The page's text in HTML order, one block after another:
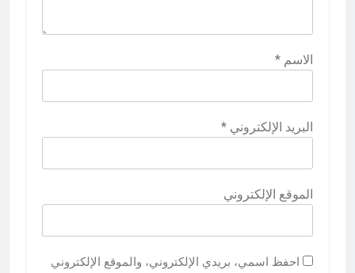
الاسم *
البريد الإلكتروني *
الموقع الإلكتروني
احفظ اسمي، بريدي الإلكتروني، والموقع الإلكتروني